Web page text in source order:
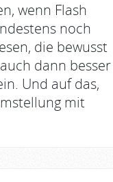
wenn Flash
noch
die bewusst
dann besser
Und auf das,
mit